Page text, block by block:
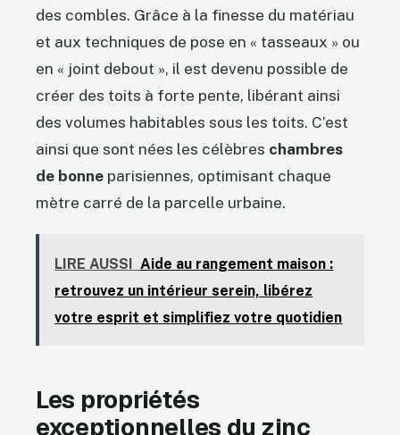
des combles. Grâce à la finesse du matériau
et aux techniques de pose en « tasseaux » ou
en « joint debout », il est devenu possible de
créer des toits à forte pente, libérant ainsi
des volumes habitables sous les toits. C’est
ainsi que sont nées les célèbres chambres
de bonne parisiennes, optimisant chaque
mètre carré de la parcelle urbaine.
LIRE AUSSI Aide au rangement maison :
retrouvez un intérieur serein, libérez
votre esprit et simplifiez votre quotidien
Les propriétés
exceptionnelles du zinc